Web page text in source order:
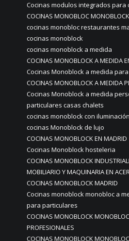
Cocinas modulos integrados
COCINAS MONOBLOC MONOBLOCK
cocinas monobloc restaurantes
cocinas monoblock
cocinas monoblock a medida
COCINAS MONOBLOCK A MEDIDA
Cocinas Monoblock a medida
COCINAS MONOBLOCK A MEDIDA
Cocinas Monoblock a medida
particulares casas chalets
cocinas monoblock con
cocinas Monoblock de lujo
COCINAS MONOBLOCK EN MADRID
Cocinas Monoblock hosteleria
COCINAS MONOBLOCK
MOBILIARIO Y MAQUINARIA EN
COCINAS MONOBLOCK MADRID
Cocinas monoblock monobloc a
para particulares
COCINAS MONOBLOCK
PROFESIONALES
COCINAS MONOBLOCK